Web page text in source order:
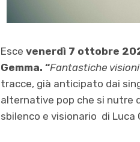
Esce venerdì 7 ottobre
Gemma. “Fantastiche visioni
tracce, già anticipato dai
alternative pop che si nutre
sbilenco e visionario di Luca